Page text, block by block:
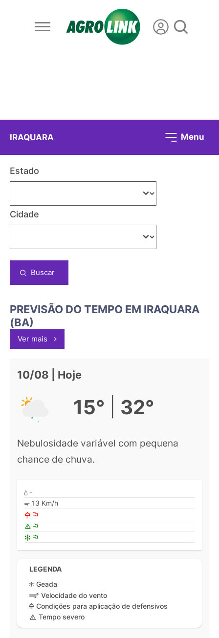
IRAQUARA Menu
Estado
Cidade
Buscar
PREVISÃO DO TEMPO EM IRAQUARA
(BA)
Ver mais
10/08 | Hoje
15° 32°
Nebulosidade variável com pequena
chance de chuva.
-
13 Km/h
LEGENDA
Geada
Velocidade do vento
Condições para aplicação de defensivos
Tempo severo